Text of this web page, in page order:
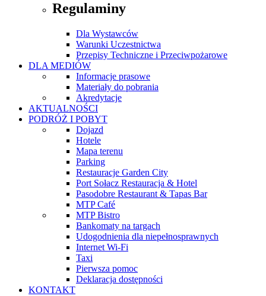
Regulaminy
Dla Wystawców
Warunki Uczestnictwa
Przepisy Techniczne i Przeciwpożarowe
DLA MEDIÓW
Informacje prasowe
Materiały do pobrania
Akredytacje
AKTUALNOŚCI
PODRÓŻ I POBYT
Dojazd
Hotele
Mapa terenu
Parking
Restauracje Garden City
Port Sołacz Restauracja & Hotel
Pasodobre Restaurant & Tapas Bar
MTP Café
MTP Bistro
Bankomaty na targach
Udogodnienia dla niepełnosprawnych
Internet Wi-Fi
Taxi
Pierwsza pomoc
Deklaracja dostępności
KONTAKT